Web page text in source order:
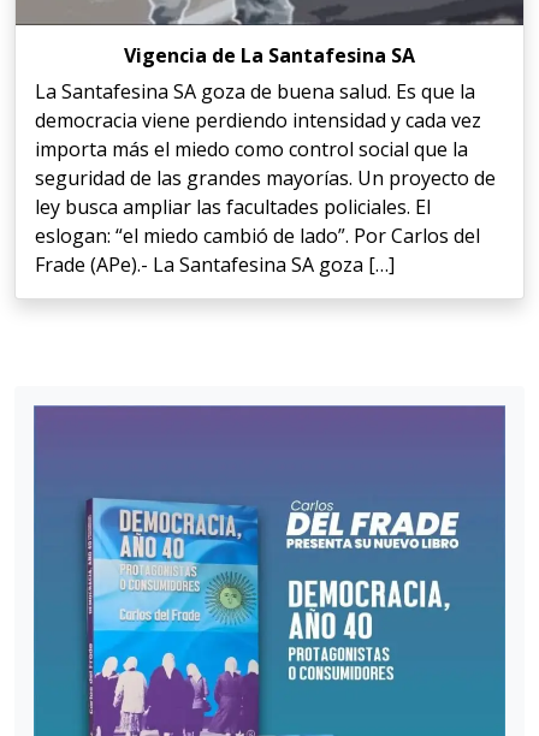
Vigencia de La Santafesina SA
La Santafesina SA goza de buena salud. Es que la
democracia viene perdiendo intensidad y cada vez
importa más el miedo como control social que la
seguridad de las grandes mayorías. Un proyecto de
ley busca ampliar las facultades policiales. El
eslogan: “el miedo cambió de lado”. Por Carlos del
Frade (APe).- La Santafesina SA goza […]